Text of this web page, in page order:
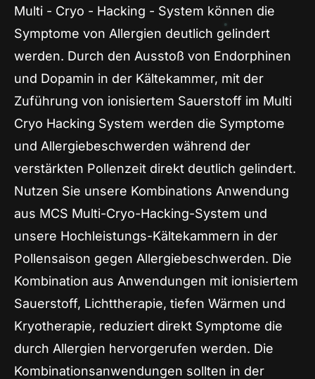
Multi - Cryo - Hacking - System können die
Symptome von Allergien deutlich gelindert
werden. Durch den Ausstoß von Endorphinen
und Dopamin in der Kältekammer, mit der
Zuführung von ionisiertem Sauerstoff im Multi
Cryo Hacking System werden die Symptome
und Allergiebeschwerden während der
verstärkten Pollenzeit direkt deutlich gelindert.
Nutzen Sie unsere Kombinations Anwendung
aus MCS Multi-Cryo-Hacking-System und
unsere Hochleistungs-Kältekammern in der
Pollensaison gegen Allergiebeschwerden. Die
Kombination aus Anwendungen mit ionisiertem
Sauerstoff, Lichttherapie, tiefen Wärmen und
Kryotherapie, reduziert direkt Symptome die
durch Allergien hervorgerufen werden. Die
Kombinationsanwendungen sollten in der